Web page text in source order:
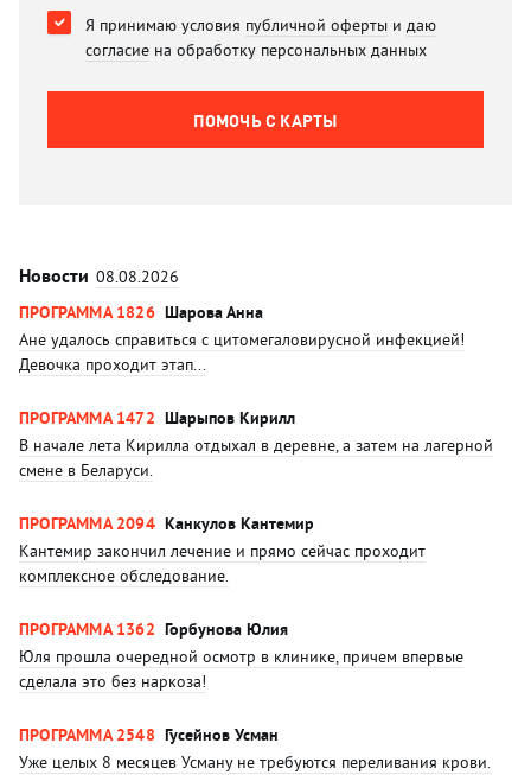
Я принимаю условия публичной оферты и даю
согласие на обработку персональных данных
ПОМОЧЬ C КАРТЫ
Новости 08.08.2026
ПРОГРАММА 1826 Шарова Анна
Ане удалось справиться с цитомегаловирусной инфекцией!
Девочка проходит этап...
ПРОГРАММА 1472 Шарыпов Кирилл
В начале лета Кирилла отдыхал в деревне, а затем на лагерной
смене в Беларуси.
ПРОГРАММА 2094 Канкулов Кантемир
Кантемир закончил лечение и прямо сейчас проходит
комплексное обследование.
ПРОГРАММА 1362 Горбунова Юлия
Юля прошла очередной осмотр в клинике, причем впервые
сделала это без наркоза!
ПРОГРАММА 2548 Гусейнов Усман
Уже целых 8 месяцев Усману не требуются переливания крови.